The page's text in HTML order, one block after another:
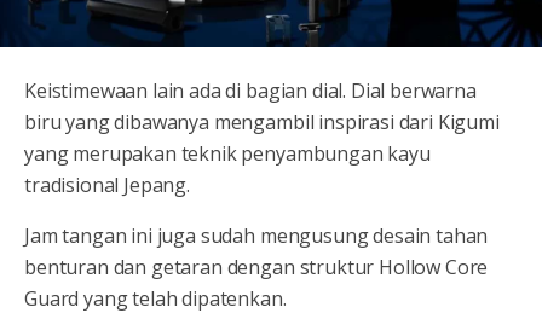
Keistimewaan lain ada di bagian dial. Dial berwarna
biru yang dibawanya mengambil inspirasi dari Kigumi
yang merupakan teknik penyambungan kayu
tradisional Jepang.
Jam tangan ini juga sudah mengusung desain tahan
benturan dan getaran dengan struktur Hollow Core
Guard yang telah dipatenkan.